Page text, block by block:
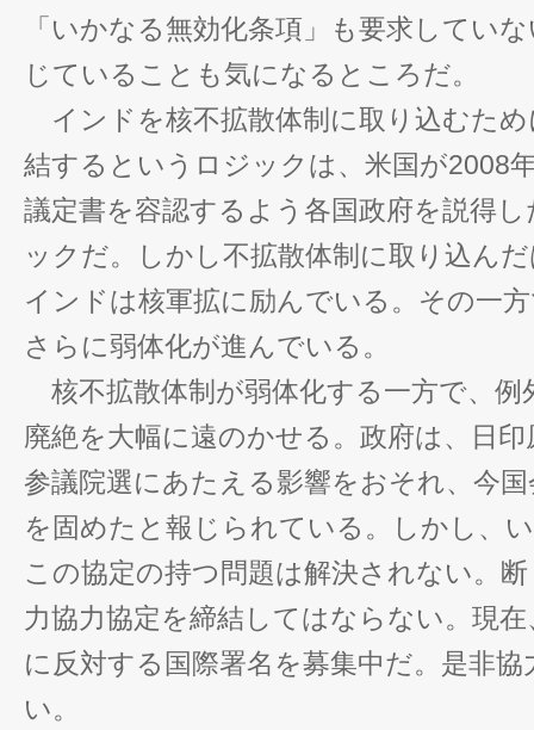
「いかなる無効化条項」も要求してい
じていることも気になるところだ。
インドを核不拡散体制に取り込むため
結するというロジックは、米国が2008
議定書を容認するよう各国政府を説得
ックだ。しかし不拡散体制に取り込ん
インドは核軍拡に励んでいる。その一
さらに弱体化が進んでいる。
核不拡散体制が弱体化する一方で、例
廃絶を大幅に遠のかせる。政府は、日
参議院選にあたえる影響をおそれ、今
を固めたと報じられている。しかし、
この協定の持つ問題は解決されない。
力協力協定を締結してはならない。現
に反対する国際署名を募集中だ。是非
い。